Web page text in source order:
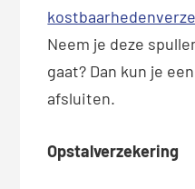
Neem je deze
gaat? Dan kun je een
afsluiten.
Opstalverzekering